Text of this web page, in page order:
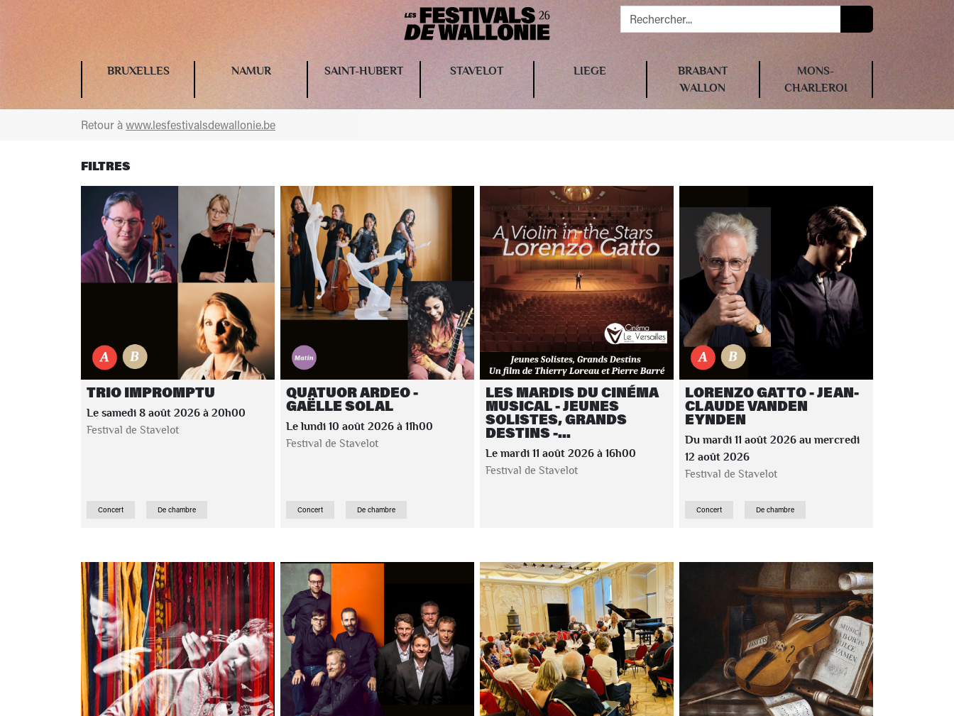
BRUXELLES NAMUR SAINT-HUBERT STAVELOT LIEGE
BRABANT
WALLON
MONS-
CHARLEROI
Retour àwww.lesfestivalsdewallonie.be
FILTRES
TRIO IMPROMPTU
Le samedi 8 août 2026 à 20h00
Festival de Stavelot
Concert De chambre
QUATUOR ARDEO -
GAËLLE SOLAL
Le lundi 10 août 2026 à 11h00
Festival de Stavelot
Concert De chambre
LES MARDIS DU CINÉMA
MUSICAL - JEUNES
SOLISTES, GRANDS
DESTINS -...
Le mardi 11 août 2026 à 16h00
Festival de Stavelot
LORENZO GATTO - JEAN-
CLAUDE VANDEN
EYNDEN
Du mardi 11 août 2026 au mercredi
12 août 2026
Festival de Stavelot
Concert De chambre